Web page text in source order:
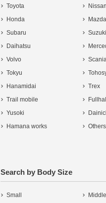
Toyota
Nissan
Honda
Mazda
Subaru
Suzuki
Daihatsu
Volvo
Tokyu
Hanamidai
Trex
Trail mobile
Yusoki
Hamana works
Others
Search by Body Size
Small Middle